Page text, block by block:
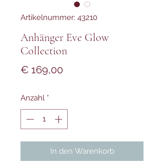
Artikelnummer: 43210
Anhänger Eve Glow
Collection
€ 169,00Preis
Anzahl *
In den Warenkorb